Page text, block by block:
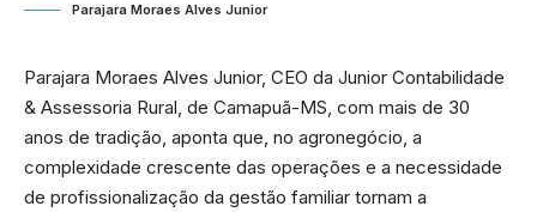
Parajara Moraes Alves Junior
Parajara Moraes Alves Junior, CEO da Junior Contabilidade
& Assessoria Rural, de Camapuã-MS, com mais de 30
anos de tradição, aponta que, no agronegócio, a
complexidade crescente das operações e a necessidade
de profissionalização da gestão familiar tornam a